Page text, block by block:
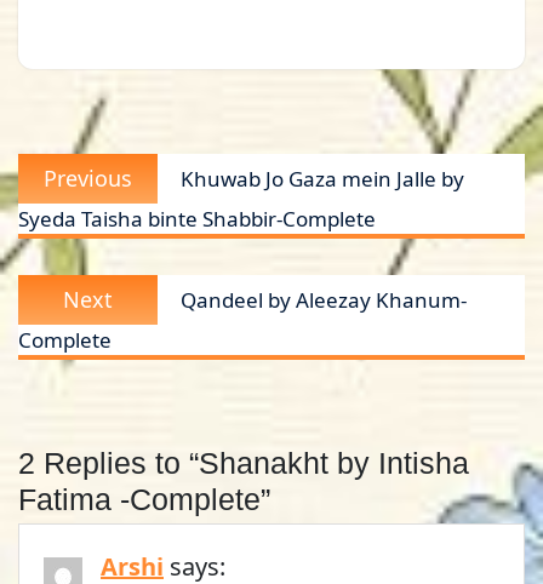
Post
navigation
Previous
post:
Khuwab Jo Gaza mein Jalle by
Syeda Taisha binte Shabbir-Complete
Next
post:
Qandeel by Aleezay Khanum-
Complete
2 Replies to “Shanakht by Intisha
Fatima -Complete”
Arshi says: